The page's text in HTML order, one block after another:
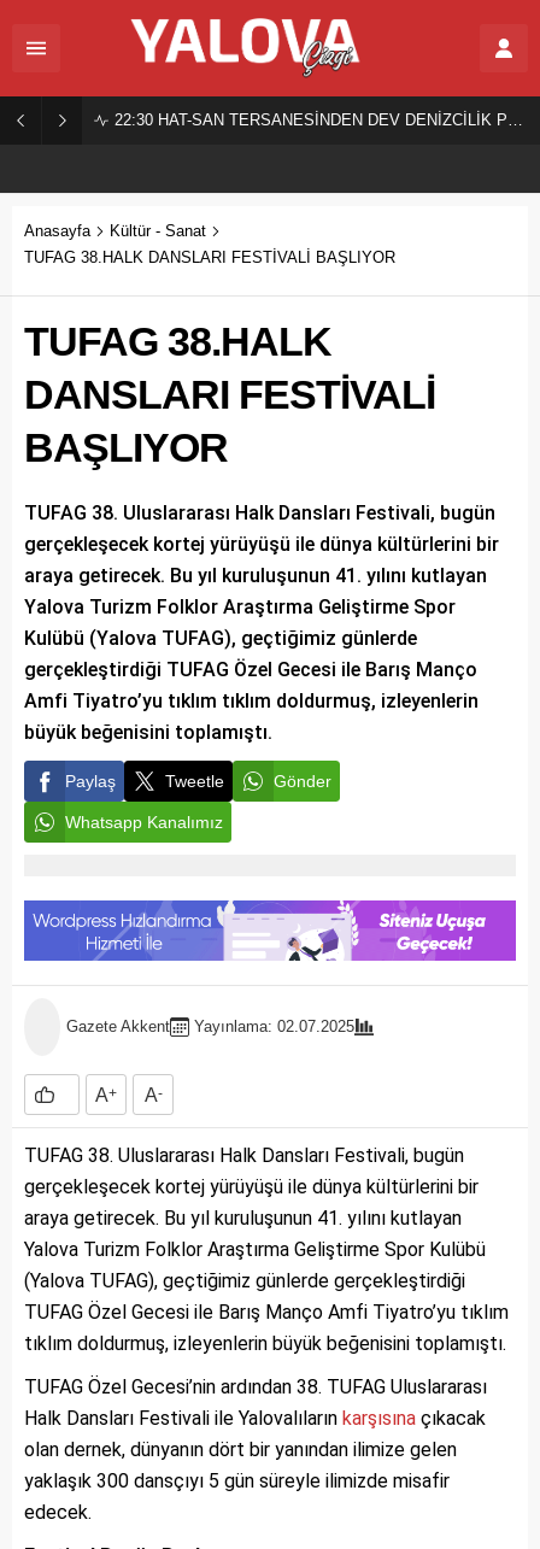
22:30 HAT-SAN TERSANESİNDEN DEV DENİZCİLİK PROJESİ!
Anasayfa
Kültür - Sanat
TUFAG 38.HALK DANSLARI FESTİVALİ BAŞLIYOR
TUFAG 38.HALK
DANSLARI FESTİVALİ
BAŞLIYOR
TUFAG 38. Uluslararası Halk Dansları Festivali, bugün
gerçekleşecek kortej yürüyüşü ile dünya kültürlerini bir
araya getirecek. Bu yıl kuruluşunun 41. yılını kutlayan
Yalova Turizm Folklor Araştırma Geliştirme Spor
Kulübü (Yalova TUFAG), geçtiğimiz günlerde
gerçekleştirdiği TUFAG Özel Gecesi ile Barış Manço
Amfi Tiyatro’yu tıklım tıklım doldurmuş, izleyenlerin
büyük beğenisini toplamıştı.
Paylaş Tweetle Gönder
Whatsapp Kanalımız
Gazete Akkent Yayınlama: 02.07.2025
A+ A-
TUFAG 38. Uluslararası Halk Dansları Festivali, bugün
gerçekleşecek kortej yürüyüşü ile dünya kültürlerini bir
araya getirecek. Bu yıl kuruluşunun 41. yılını kutlayan
Yalova Turizm Folklor Araştırma Geliştirme Spor Kulübü
(Yalova TUFAG), geçtiğimiz günlerde gerçekleştirdiği
TUFAG Özel Gecesi ile Barış Manço Amfi Tiyatro’yu tıklım
tıklım doldurmuş, izleyenlerin büyük beğenisini toplamıştı.
TUFAG Özel Gecesi’nin ardından 38. TUFAG Uluslararası
Halk Dansları Festivali ile Yalovalıların karşısına çıkacak
olan dernek, dünyanın dört bir yanından ilimize gelen
yaklaşık 300 dansçıyı 5 gün süreyle ilimizde misafir
edecek.